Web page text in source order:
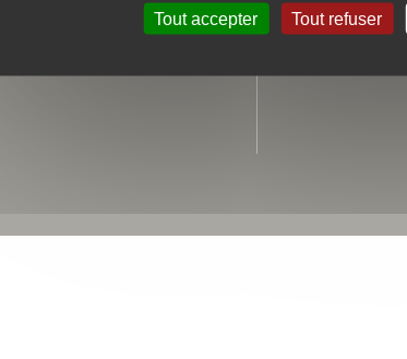
Nos
Conditions
Tout accepter Tout refuser